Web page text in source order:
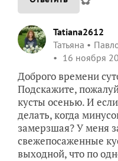
Tatiana2612
Татьяна
16 ноября
Доброго времени
Подскажите,
кусты осенью. И
делать, когда
замерзшая? У меня
свежепосаженные
выходной, что по